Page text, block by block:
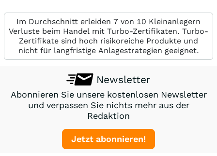
Im Durchschnitt erleiden 7 von 10 Kleinanlegern
Verluste beim Handel mit Turbo-Zertifikaten. Turbo-
Zertifikate sind hoch risikoreiche Produkte und
nicht für langfristige Anlagestrategien geeignet.
Newsletter
Abonnieren Sie unsere kostenlosen Newsletter
und verpassen Sie nichts mehr aus der
Redaktion
Jetzt abonnieren!